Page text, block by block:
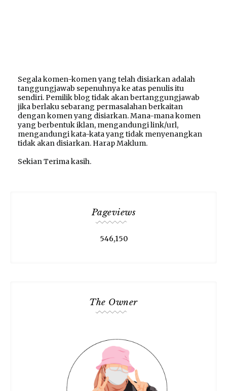
Segala komen-komen yang telah disiarkan adalah
tanggungjawab sepenuhnya ke atas penulis itu
sendiri. Pemilik blog tidak akan bertanggungjawab
jika berlaku sebarang permasalahan berkaitan
dengan komen yang disiarkan. Mana-mana komen
yang berbentuk iklan, mengandungi link/url,
mengandungi kata-kata yang tidak menyenangkan
tidak akan disiarkan. Harap Maklum.
Sekian Terima kasih.
Pageviews
546,150
The Owner